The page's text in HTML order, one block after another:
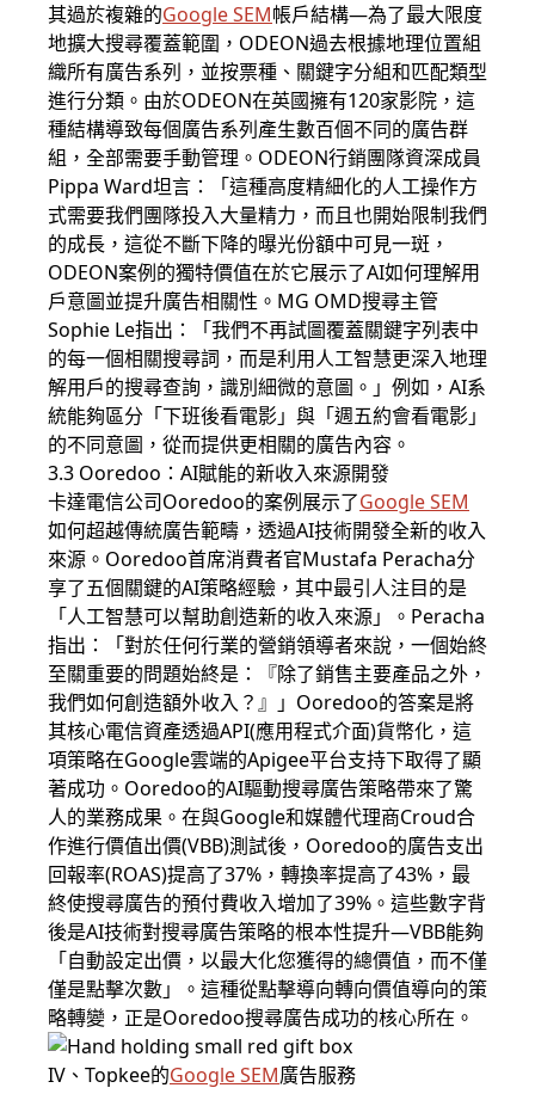
其過於複雜的Google SEM帳戶結構—為了最大限度
地擴大搜尋覆蓋範圍，ODEON過去根據地理位置組
織所有廣告系列，並按票種、關鍵字分組和匹配類型
進行分類。由於ODEON在英國擁有120家影院，這
種結構導致每個廣告系列產生數百個不同的廣告群
組，全部需要手動管理。ODEON行銷團隊資深成員
Pippa Ward坦言：「這種高度精細化的人工操作方
式需要我們團隊投入大量精力，而且也開始限制我們
的成長，這從不斷下降的曝光份額中可見一斑，
ODEON案例的獨特價值在於它展示了AI如何理解用
戶意圖並提升廣告相關性。MG OMD搜尋主管
Sophie Le指出：「我們不再試圖覆蓋關鍵字列表中
的每一個相關搜尋詞，而是利用人工智慧更深入地理
解用戶的搜尋查詢，識別細微的意圖。」例如，AI系
統能夠區分「下班後看電影」與「週五約會看電影」
的不同意圖，從而提供更相關的廣告內容。
3.3 Ooredoo：AI賦能的新收入來源開發
卡達電信公司Ooredoo的案例展示了Google SEM
如何超越傳統廣告範疇，透過AI技術開發全新的收入
來源。Ooredoo首席消費者官Mustafa Peracha分
享了五個關鍵的AI策略經驗，其中最引人注目的是
「人工智慧可以幫助創造新的收入來源」。Peracha
指出：「對於任何行業的營銷領導者來說，一個始終
至關重要的問題始終是：『除了銷售主要產品之外，
我們如何創造額外收入？』」Ooredoo的答案是將
其核心電信資產透過API(應用程式介面)貨幣化，這
項策略在Google雲端的Apigee平台支持下取得了顯
著成功。Ooredoo的AI驅動搜尋廣告策略帶來了驚
人的業務成果。在與Google和媒體代理商Croud合
作進行價值出價(VBB)測試後，Ooredoo的廣告支出
回報率(ROAS)提高了37%，轉換率提高了43%，最
終使搜尋廣告的預付費收入增加了39%。這些數字背
後是AI技術對搜尋廣告策略的根本性提升—VBB能夠
「自動設定出價，以最大化您獲得的總價值，而不僅
僅是點擊次數」。這種從點擊導向轉向價值導向的策
略轉變，正是Ooredoo搜尋廣告成功的核心所在。
IV、Topkee的Google SEM廣告服務